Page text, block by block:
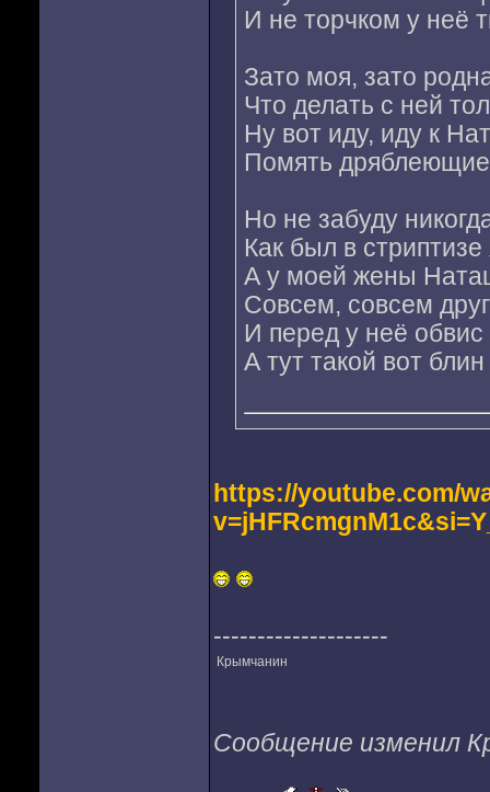
И не торчком у неё
Зато моя, зато
Что делать с ней
Ну вот иду, иду к
Помять
Но не забуду
Как был в стриптизе
А у моей жены
Совсем, совсем
И перед у неё обвис
А тут такой вот
https://youtube.com/
--------------------
Крымчанин
Сообщение изменил